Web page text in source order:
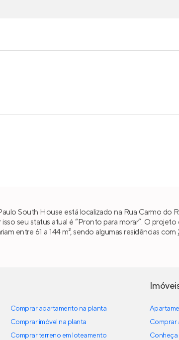
South House está localizado na Rua Carmo do
seu status atual é “Pronto para morar”. O projeto
entre 61 a 144 m², sendo algumas residências com
Comprar apartamento na planta
Comprar imóvel na planta
Comprar terreno em loteamento
Comprar
Conheça